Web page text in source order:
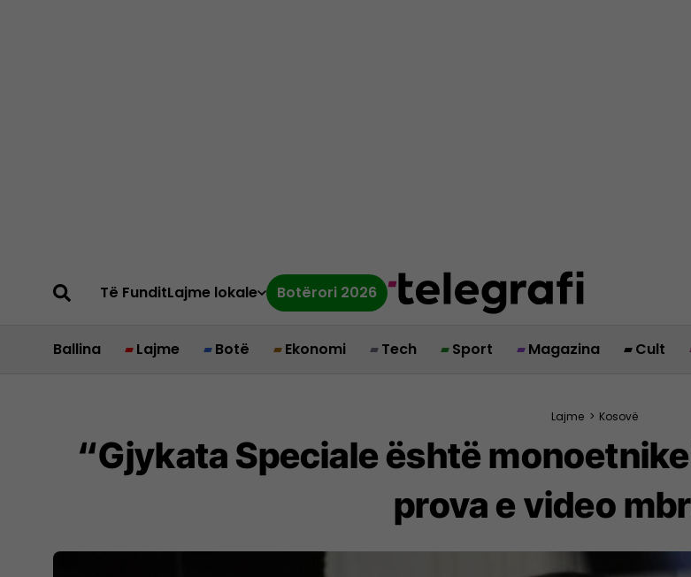
Të FunditLajme lokale Botërori 2026
Ballina Lajme Botë Ekonomi Tech Sport Magazina Cult
Lajme > Kosovë
“Gjykata Speciale është
prova e video